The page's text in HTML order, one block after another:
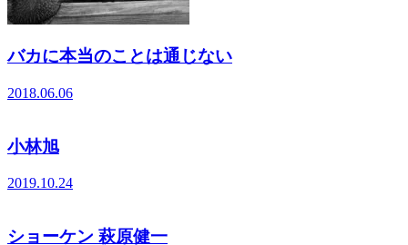
バカに本当のことは通じない
2018.06.06
小林旭
2019.10.24
ショーケン 萩原健一